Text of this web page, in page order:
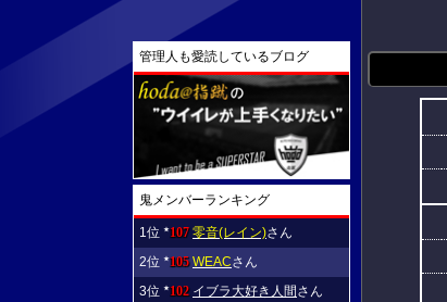
管理人も愛読しているブログ
鬼メンバーランキング
1位 ★107 零音(レイン)さん
2位
★105 WEACさん
3位
★102 イブラ大好き人間さん